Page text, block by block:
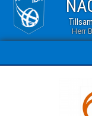
Herr B